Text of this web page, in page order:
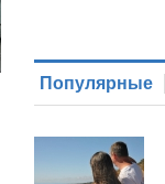
Популярные